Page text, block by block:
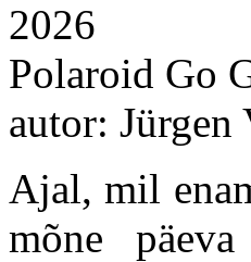
2026
Polaroid Go
autor: Jürgen
Ajal, mil
mõne